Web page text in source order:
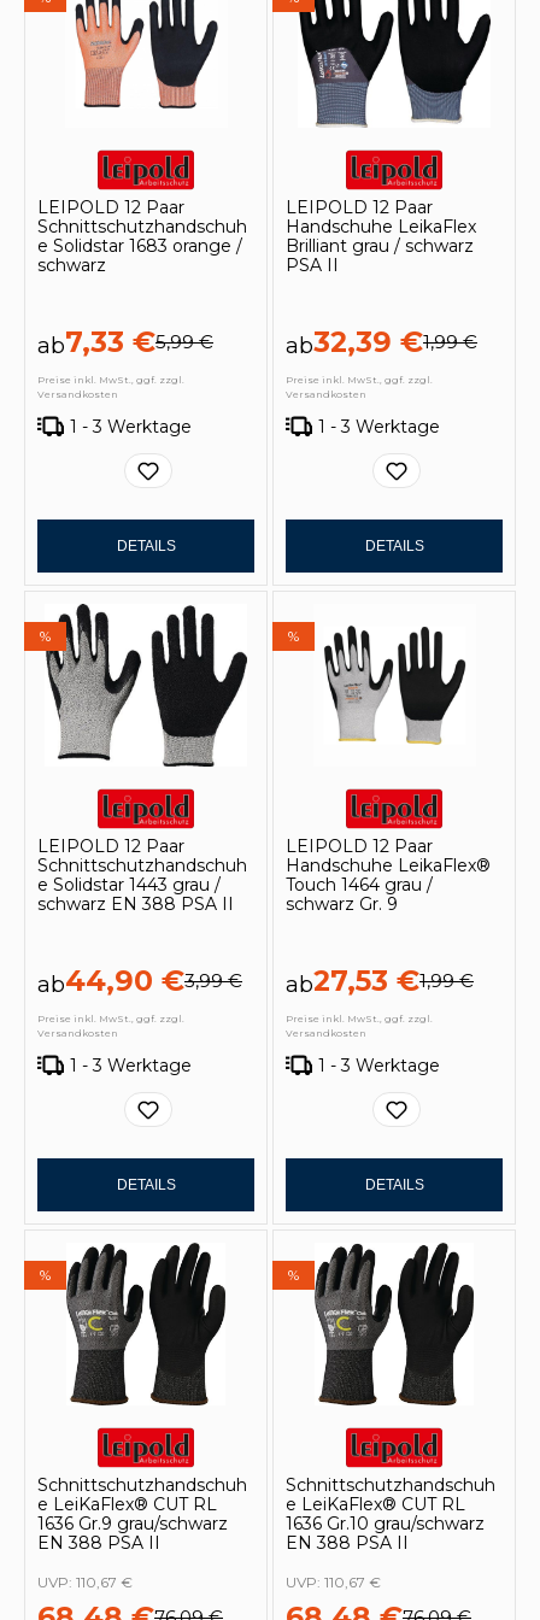
LEIPOLD 12 Paar
Schnittschutzhandschuh
e Solidstar 1683 orange /
schwarz
ab7,33 €5,99 €
Preise inkl. MwSt., ggf. zzgl.
Versandkosten
1 - 3 Werktage
DETAILS
LEIPOLD 12 Paar
Handschuhe LeikaFlex
Brilliant grau / schwarz
PSA II
ab32,39 €1,99 €
Preise inkl. MwSt., ggf. zzgl.
Versandkosten
1 - 3 Werktage
DETAILS
%
LEIPOLD 12 Paar
Schnittschutzhandschuh
e Solidstar 1443 grau /
schwarz EN 388 PSA II
ab44,90 €3,99 €
Preise inkl. MwSt., ggf. zzgl.
Versandkosten
1 - 3 Werktage
DETAILS
%
LEIPOLD 12 Paar
Handschuhe LeikaFlex®
Touch 1464 grau /
schwarz Gr. 9
ab27,53 €1,99 €
Preise inkl. MwSt., ggf. zzgl.
Versandkosten
1 - 3 Werktage
DETAILS
%
Schnittschutzhandschuh
e LeiKaFlex® CUT RL
1636 Gr.9 grau/schwarz
EN 388 PSA II
UVP: 110,67 €
%
Schnittschutzhandschuh
e LeiKaFlex® CUT RL
1636 Gr.10 grau/schwarz
EN 388 PSA II
UVP: 110,67 €